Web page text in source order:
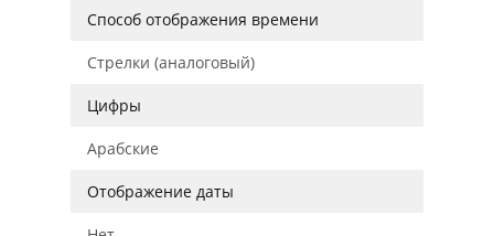
Способ отображения времени
Стрелки (аналоговый)
Цифры
Арабские
Отображение даты